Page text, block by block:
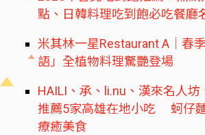
點、日韓料理吃到飽必吃餐廳
米其林一星Restaurant A｜春
語」全植物料理驚艷登場
HAILI、承、li.nu、漢來名人
推薦5家高雄在地小吃 蚵仔
療癒美食